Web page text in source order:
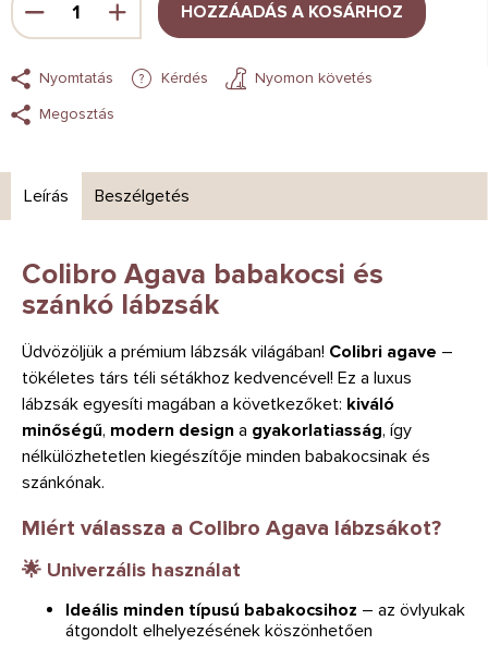
HOZZÁADÁS A KOSÁRHOZ
Nyomtatás Kérdés
Nyomon követés
Megosztás
Leírás Beszélgetés
Colibro Agava babakocsi és
szánkó lábzsák
Üdvözöljük a prémium lábzsák világában! Colibri agave –
tökéletes társ téli sétákhoz kedvencével! Ez a luxus
lábzsák egyesíti magában a következőket: kiváló
minőségű, modern design a gyakorlatiasság, így
nélkülözhetetlen kiegészítője minden babakocsinak és
szánkónak.
Miért válassza a Colibro Agava lábzsákot?
🌟 Univerzális használat
Ideális minden típusú babakocsihoz – az övlyukak
átgondolt elhelyezésének köszönhetően